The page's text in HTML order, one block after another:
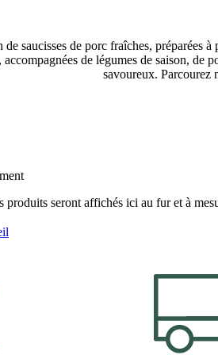
saucisses de porc fraîches, préparées
accompagnées de légumes de saison,
savoureux. Parcourez
produits seront affichés ici au fur et à